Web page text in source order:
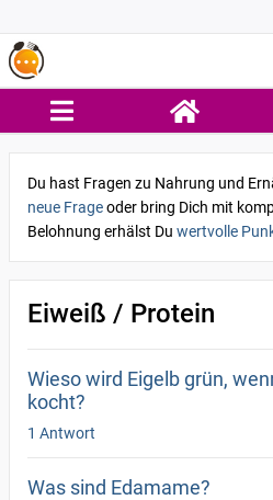
Du hast Fragen zu Nahrung und
neue Frageoder bring Dich mit
Belohnung erhälst Du wertvolle
Eiweiß / Protein
Wieso wird Eigelb grün,
kocht?
1 Antwort
Was sind Edamame?